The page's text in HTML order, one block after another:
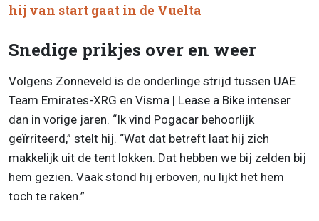
hij van start gaat in de Vuelta
Snedige prikjes over en weer
Volgens Zonneveld is de onderlinge strijd tussen UAE
Team Emirates-XRG en Visma | Lease a Bike intenser
dan in vorige jaren. “Ik vind Pogacar behoorlijk
geïrriteerd,” stelt hij. “Wat dat betreft laat hij zich
makkelijk uit de tent lokken. Dat hebben we bij zelden bij
hem gezien. Vaak stond hij erboven, nu lijkt het hem
toch te raken.”